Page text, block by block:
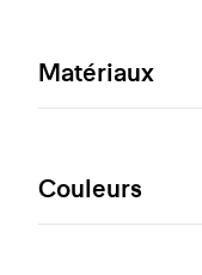
Matériaux
Couleurs